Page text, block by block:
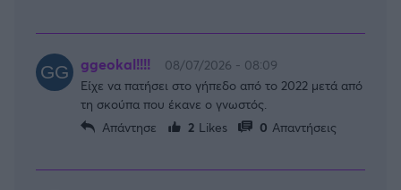
ggeokal!!!!
08/07/2026 - 08:09
Είχε να πατήσει στο γήπεδο από το 2022 μετά από
τη σκούπα που έκανε ο γνωστός.
Απάντησε
2 Likes 0 Απαντήσεις